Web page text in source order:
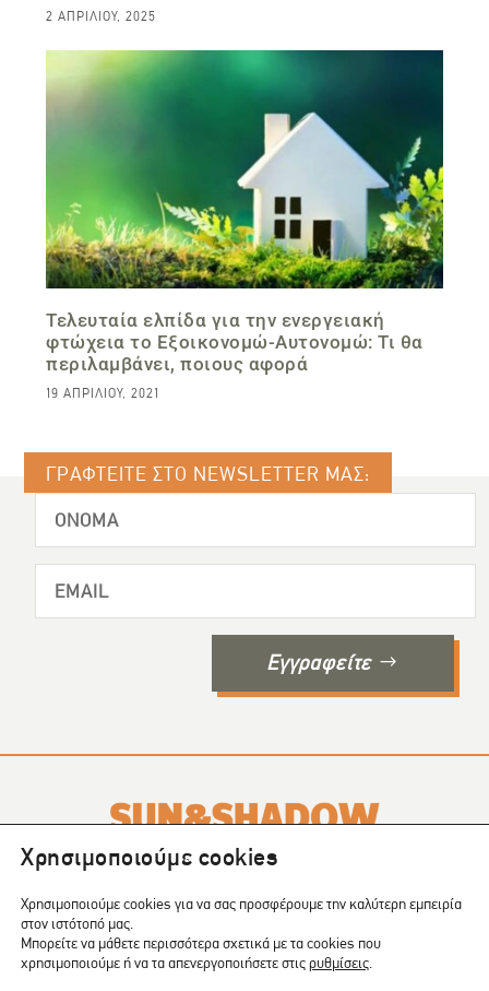
2 ΑΠΡΙΛΊΟΥ, 2025
Τελευταία ελπίδα για την ενεργειακή
φτώχεια το Εξοικονομώ-Αυτονομώ: Τι θα
περιλαμβάνει, ποιους αφορά
19 ΑΠΡΙΛΊΟΥ, 2021
ΓΡΑΦΤΕΙΤΕ ΣΤΟ NEWSLETTER ΜΑΣ:
Εγγραφείτε
τεύχη το χρόνο.
COPYRIGHT © 2024 | CREATED BY:Shape
Χρησιμοποιούμε cookies
Χρησιμοποιούμε cookies για να σας προσφέρουμε την καλύτερη εμπειρία
στον ιστότοπό μας.
Μπορείτε να μάθετε περισσότερα σχετικά με τα cookies που
χρησιμοποιούμε ή να τα απενεργοποιήσετε στιςρυθμίσεις